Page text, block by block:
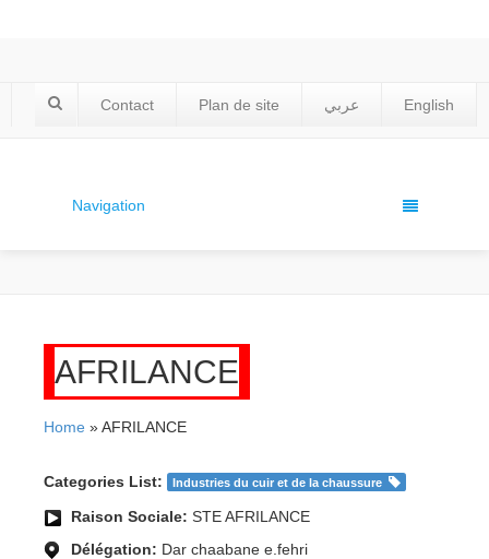
Contact Plan de site عربي English
Navigation
AFRILANCE
Home » AFRILANCE
Categories List: Industries du cuir et de la chaussure
Raison Sociale: STE AFRILANCE
Délégation: Dar chaabane e.fehri